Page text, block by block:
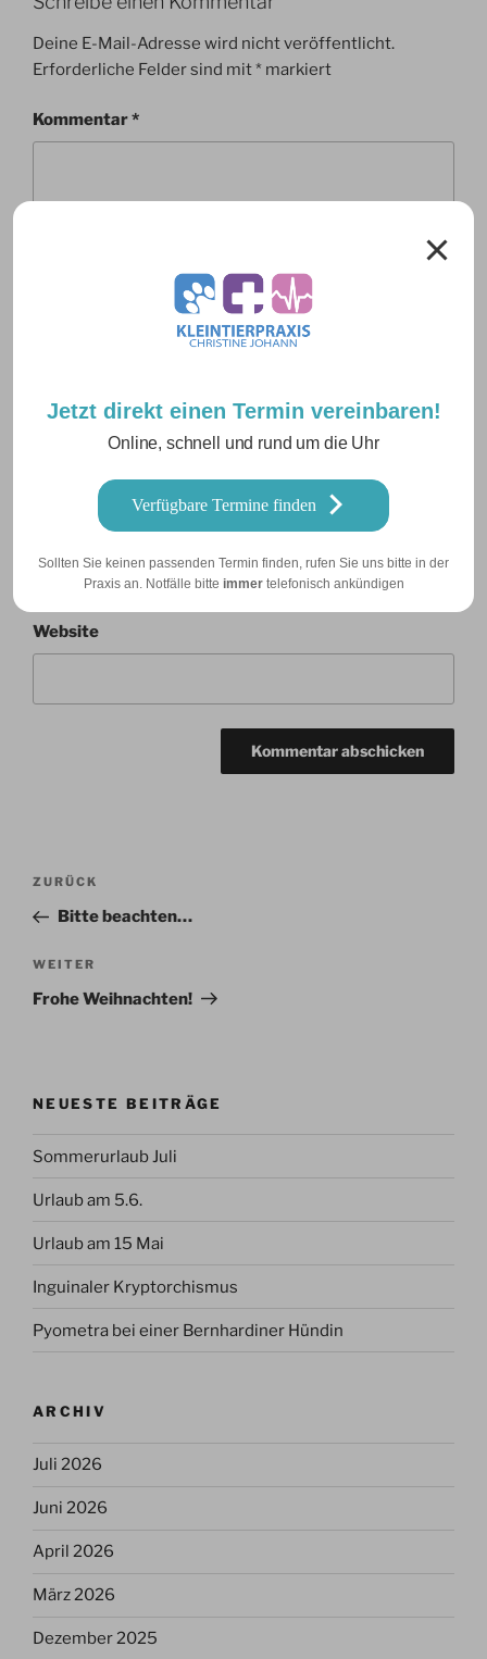
Jetzt direkt einen Termin vereinbaren!
Online, schnell und rund um die Uhr
Verfügbare Termine finden
Sollten Sie keinen passenden Termin finden, rufen Sie uns bitte in der
Praxis an. Notfälle bitte immertelefonisch ankündigen
Deine E-Mail-Adresse wird nicht veröffentlicht.
Erforderliche Felder sind mit* markiert
Kommentar*
Name*
E-Mail-Adresse
Website
Beitragsnavigation
Vorheriger
Beitrag
ZURÜCK
Bitte beachten…
Nächster
Beitrag
WEITER
Frohe Weihnachten!
NEUESTE BEITRÄGE
Sommerurlaub Juli
Urlaub am 5.6.
Urlaub am 15 Mai
Inguinaler Kryptorchismus
Pyometra bei einer Bernhardiner Hündin
ARCHIV
Juli 2026
Juni 2026
April 2026
März 2026
Dezember 2025